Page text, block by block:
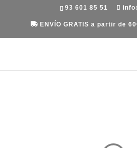
93 601 85 51
ENVÍO GRATIS a partir de